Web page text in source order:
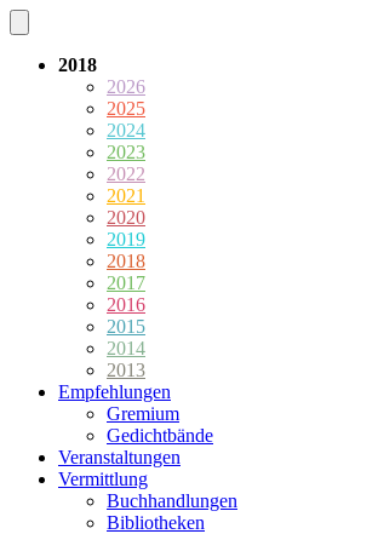
2018
2026
2025
2024
2023
2022
2021
2020
2019
2018
2017
2016
2015
2014
2013
Empfehlungen
Gremium
Gedichtbände
Veranstaltungen
Vermittlung
Buchhandlungen
Bibliotheken